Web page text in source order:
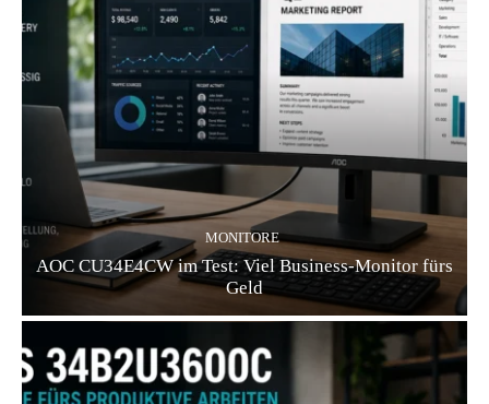
MONITORE
AOC CU34E4CW im Test: Viel Business-Monitor fürs
Geld